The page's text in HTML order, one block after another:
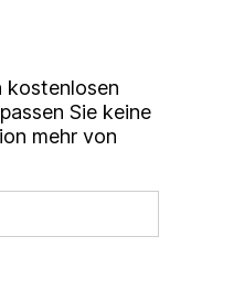
kostenlosen
Sie keine
mehr von